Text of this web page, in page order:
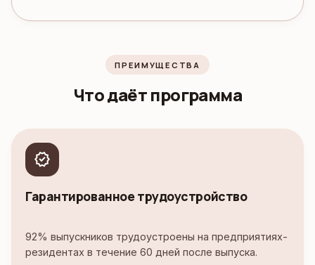
ПРЕИМУЩЕСТВА
Что даёт программа
verified
Гарантированное трудоустройство
92% выпускников трудоустроены на предприятиях-
резидентах в течение 60 дней после выпуска.